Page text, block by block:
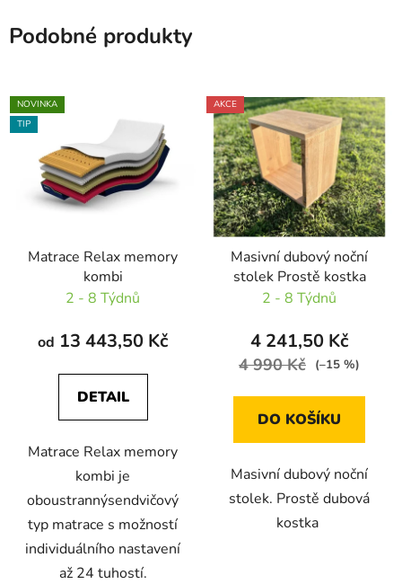
Podobné produkty
NOVINKA
TIP
Matrace Relax memory
kombi
2 - 8 Týdnů
od 13 443,50 Kč
DETAIL
Matrace Relax memory
kombi je
oboustrannýsendvičový
typ matrace s možností
individuálního nastavení
až 24 tuhostí.
AKCE
Masivní dubový noční
stolek Prostě kostka
2 - 8 Týdnů
4 241,50 Kč
4 990 Kč (–15 %)
DO KOŠÍKU
Masivní dubový noční
stolek. Prostě dubová
kostka